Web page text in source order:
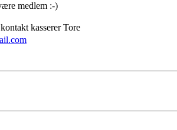
medlem :-)
kasserer Tore